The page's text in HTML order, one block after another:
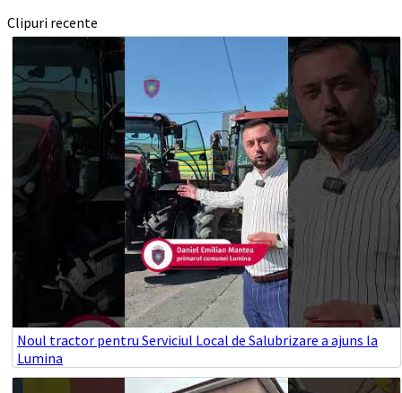
Clipuri recente
Noul tractor pentru Serviciul Local de Salubrizare a ajuns la
Lumina